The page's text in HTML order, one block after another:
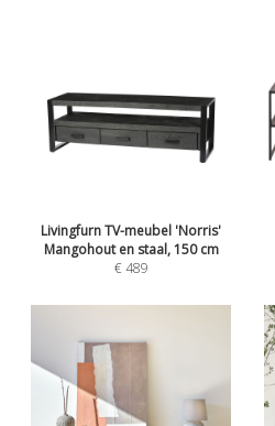
Livingfurn TV-meubel 'Norris'
Mangohout en staal, 150 cm
€ 489